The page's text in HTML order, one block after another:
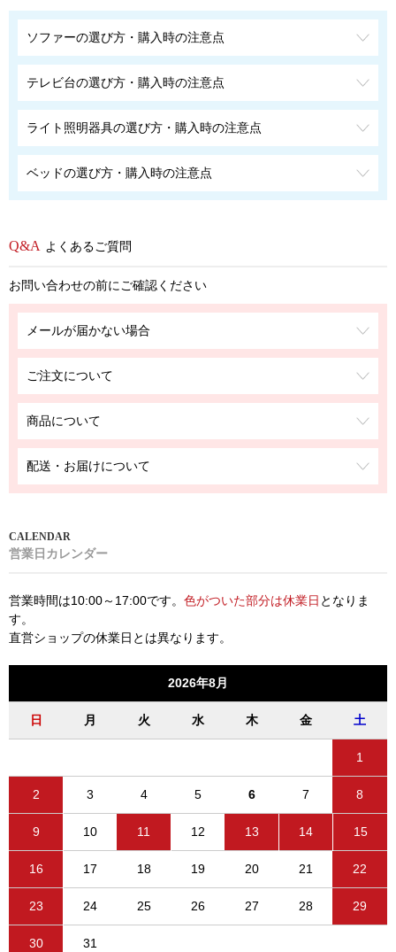
ソファーの選び方・購入時の注意点
テレビ台の選び方・購入時の注意点
ライト照明器具の選び方・購入時の注意点
ベッドの選び方・購入時の注意点
よくあるご質問
お問い合わせの前にご確認ください
メールが届かない場合
ご注文について
商品について
配送・お届けについて
営業日カレンダー
営業時間は10:00～17:00です。 色がついた部分は休業日 となりま
す。
直営ショップの休業日とは異なります。
2026年8月
日 月 火 水 木 金 土
1
2 3 4 5 6 7 8
9 10 11 12 13 14 15
16 17 18 19 20 21 22
23 24 25 26 27 28 29
30 31